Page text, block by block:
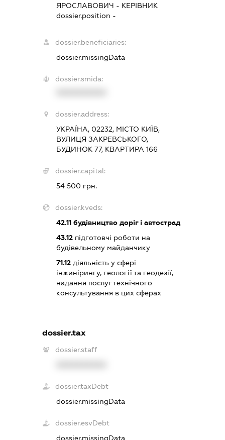
ЯРОСЛАВОВИЧ - КЕРІВНИК
dossier.position -
dossier.beneficiaries:
dossier.missingData
dossier.smida:
dossier.address:
УКРАЇНА, 02232, МІСТО КИЇВ,
ВУЛИЦЯ ЗАКРЕВСЬКОГО,
БУДИНОК 77, КВАРТИРА 166
dossier.capital:
54 500 грн.
dossier.kveds:
42.11 будівництво доріг і автострад
43.12 підготовчі роботи на
будівельному майданчику
71.12 діяльність у сфері
інжинірингу, геології та геодезії,
надання послуг технічного
консультування в цих сферах
dossier.tax
dossier.staff
dossier.taxDebt
dossier.missingData
dossier.esvDebt
dossier.missingData